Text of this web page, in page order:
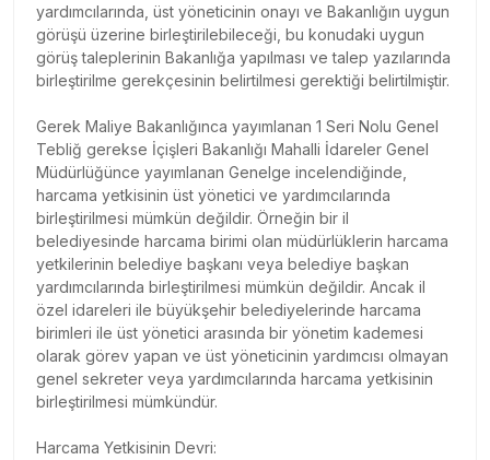
yardımcılarında, üst yöneticinin onayı ve Bakanlığın uygun
görüşü üzerine birleştirilebileceği, bu konudaki uygun
görüş taleplerinin Bakanlığa yapılması ve talep yazılarında
birleştirilme gerekçesinin belirtilmesi gerektiği belirtilmiştir.
Gerek Maliye Bakanlığınca yayımlanan 1 Seri Nolu Genel
Tebliğ gerekse İçişleri Bakanlığı Mahalli İdareler Genel
Müdürlüğünce yayımlanan Genelge incelendiğinde,
harcama yetkisinin üst yönetici ve yardımcılarında
birleştirilmesi mümkün değildir. Örneğin bir il
belediyesinde harcama birimi olan müdürlüklerin harcama
yetkilerinin belediye başkanı veya belediye başkan
yardımcılarında birleştirilmesi mümkün değildir. Ancak il
özel idareleri ile büyükşehir belediyelerinde harcama
birimleri ile üst yönetici arasında bir yönetim kademesi
olarak görev yapan ve üst yöneticinin yardımcısı olmayan
genel sekreter veya yardımcılarında harcama yetkisinin
birleştirilmesi mümkündür.
Harcama Yetkisinin Devri: